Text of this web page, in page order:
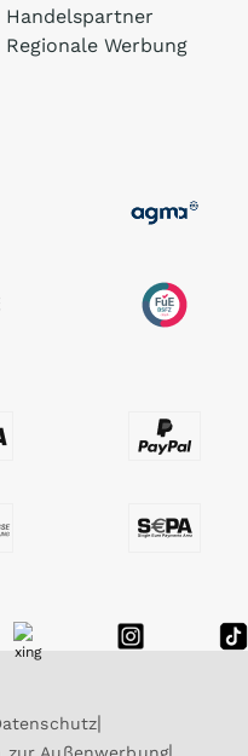
Handelspartner
Regionale Werbung